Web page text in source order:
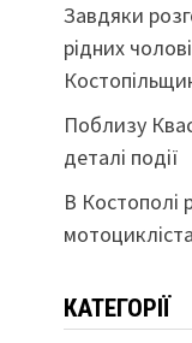
Завдяки
рідних
Поблизу
деталі події
В Костополі
мотоцикліста
КАТЕГОРІЇ